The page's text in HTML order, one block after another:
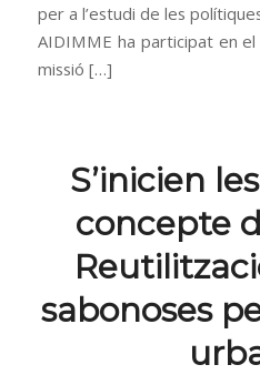
per a l’estudi de les
AIDIMME ha participat en
missió […]
S’inicien
concepte
sabonoses